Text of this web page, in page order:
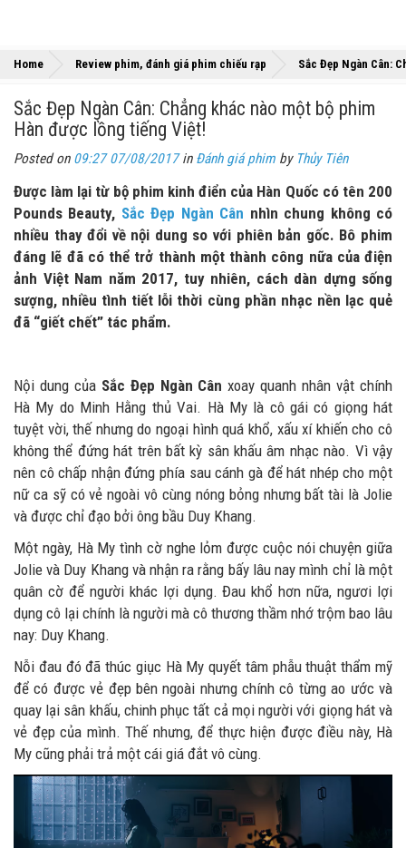
Home Review phim, đánh giá phim chiếu rạp Sắc Đẹp Ngàn Cân:
Sắc Đẹp Ngàn Cân: Chẳng khác nào một bộ phim
Hàn được lồng tiếng Việt!
Posted on 09:27 07/08/2017in Đánh giá phim by Thủy Tiên
Được làm lại từ bộ phim kinh điển của Hàn Quốc có tên 200
Pounds Beauty, Sắc Đẹp Ngàn Cân nhìn chung không có
nhiều thay đổi về nội dung so với phiên bản gốc. Bô phim
đáng lẽ đã có thể trở thành một thành công nữa của điện
ảnh Việt Nam năm 2017, tuy nhiên, cách dàn dựng sống
sượng, nhiều tình tiết lỗi thời cùng phần nhạc nền lạc quẻ
đã “giết chết” tác phẩm.
Nội dung của Sắc Đẹp Ngàn Cân xoay quanh nhân vật chính
Hà My do Minh Hằng thủ Vai. Hà My là cô gái có giọng hát
tuyệt vời, thế nhưng do ngoại hình quá khổ, xấu xí khiến cho cô
không thể đứng hát trên bất kỳ sân khấu âm nhạc nào. Vì vậy
nên cô chấp nhận đứng phía sau cánh gà để hát nhép cho một
nữ ca sỹ có vẻ ngoài vô cùng nóng bỏng nhưng bất tài là Jolie
và được chỉ đạo bởi ông bầu Duy Khang.
Một ngày, Hà My tình cờ nghe lỏm được cuộc nói chuyện giữa
Jolie và Duy Khang và nhận ra rằng bấy lâu nay mình chỉ là một
quân cờ để người khác lợi dụng. Đau khổ hơn nữa, ngươi lợi
dụng cô lại chính là người mà cô thương thầm nhớ trộm bao lâu
nay: Duy Khang.
Nỗi đau đó đã thúc giục Hà My quyết tâm phẫu thuật thẩm mỹ
để có được vẻ đẹp bên ngoài nhưng chính cô từng ao ước và
quay lại sân khấu, chinh phục tất cả mọi người với giọng hát và
vẻ đẹp của mình. Thế nhưng, để thực hiện được điều này, Hà
My cũng phải trả một cái giá đắt vô cùng.